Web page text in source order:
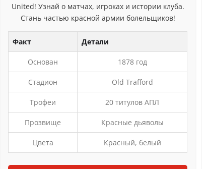
United! Узнай о матчах, игроках и истории клуба.
Стань частью красной армии болельщиков!
Факт Детали
Основан 1878 год
Стадион Old Trafford
Трофеи 20 титулов АПЛ
Прозвище Красные дьяволы
Цвета Красный, белый